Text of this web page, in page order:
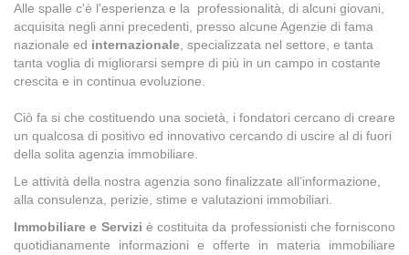
Alle spalle c'è l'esperienza e la professionalità, di alcuni giovani,
acquisita negli anni precedenti, presso alcune Agenzie di fama
nazionale ed internazionale , specializzata nel settore, e tanta
tanta voglia di migliorarsi sempre di più in un campo in costante
crescita e in continua evoluzione.
Ciò fa si che costituendo una società, i fondatori cercano di creare
un qualcosa di positivo ed innovativo cercando di uscire al di fuori
della solita agenzia immobiliare.
Le attività della nostra agenzia sono finalizzate all’informazione,
alla consulenza, perizie, stime e valutazioni immobiliari.
Immobiliare e Servizi è costituita da professionisti che forniscono
quotidianamente informazioni e offerte in materia immobiliare